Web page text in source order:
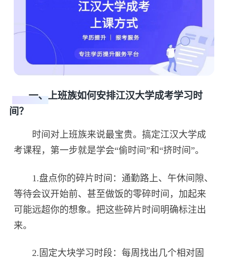
一、上班族如何安排江汉大学成考学习时
间？
时间对上班族来说最宝贵。搞定江汉大学成
考课程，第一步就是学会“偷时间”和“挤时间”。
1.盘点你的碎片时间：通勤路上、午休间隙、
等待会议开始前、甚至做饭的零碎时间，加起来
可能远超你的想象。把这些碎片时间明确标注出
来。
2.固定大块学习时段：每周找出几个相对固